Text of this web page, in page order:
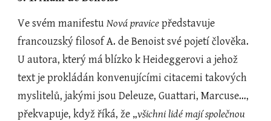
Ve svém manifestu Nová pravice představuje
francouzský filosof A. de Benoist své pojetí člověka.
U autora, který má blízko k Heideggerovi a jehož
text je prokládán konvenujícími citacemi takových
myslitelů, jakými jsou Deleuze, Guattari, Marcuse…,
překvapuje, když říká, že „všichni lidé mají společnou